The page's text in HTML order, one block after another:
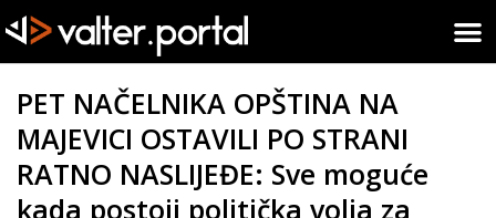
PET NAČELNIKA OPŠTINA NA
MAJEVICI OSTAVILI PO STRANI
RATNO NASLIJEĐE: Sve moguće
kada postoji politička volja za